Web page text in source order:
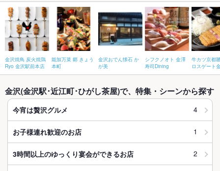
金沢焼鳥 炭火焼鶏
Ryo 金沢駅前本店
能加万菜 郷 きょう
本町
金沢おでん懐石 か
が美
シフクノオト 金澤
寿司Dining
牛カツ京都
ロスゲート
金沢(金沢駅･近江町･ひがし茶屋)で、特集・シーンから探す
今宵は贅沢グルメ 4
お子様連れ歓迎のお店 1
3時間以上のゆっくり宴会ができるお店 2